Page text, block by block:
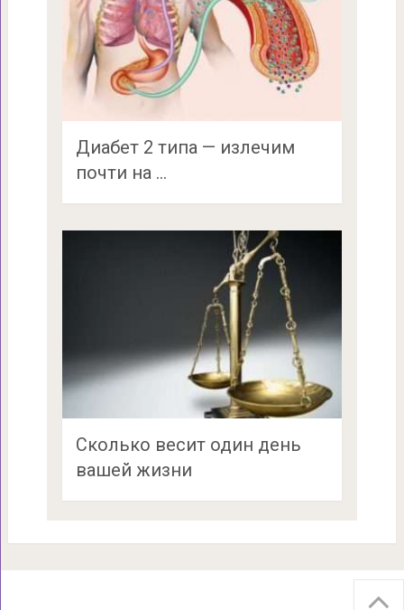
Диабет 2 типа — излечим
почти на …
Сколько весит один день
вашей жизни